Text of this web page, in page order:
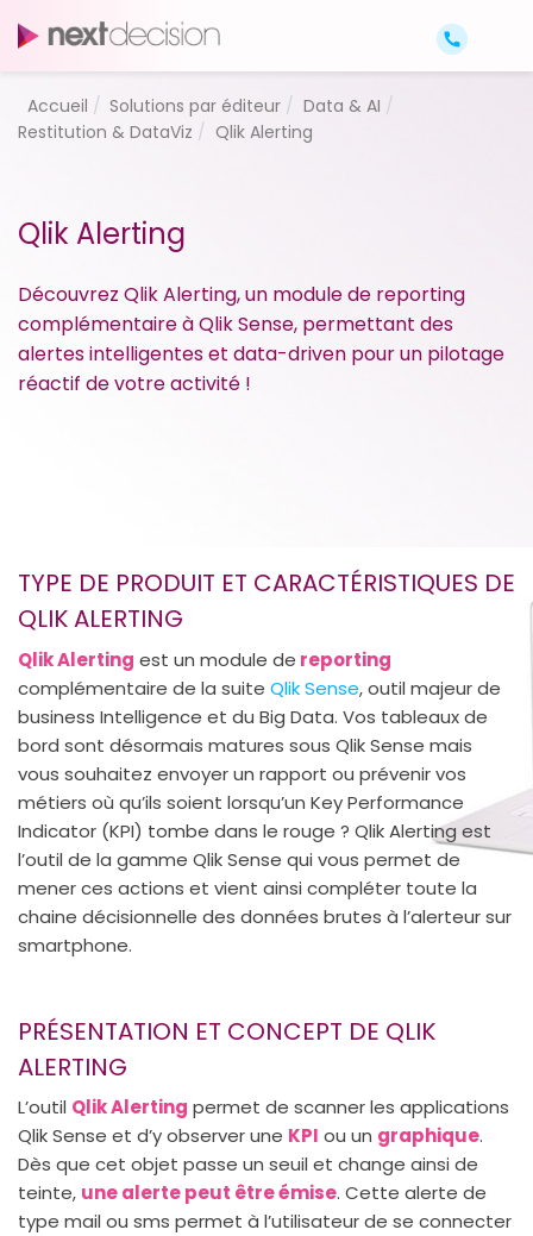
Accueil Solutions par éditeur
Data & AI
Restitution & DataViz
Qlik Alerting
Qlik Alerting
Découvrez Qlik Alerting, un module de reporting
complémentaire à Qlik Sense, permettant des
alertes intelligentes et data-driven pour un pilotage
réactif de votre activité !
TYPE DE PRODUIT ET CARACTÉRISTIQUES DE
QLIK ALERTING
Qlik Alerting est un module de reporting
complémentaire de la suite Qlik Sense, outil majeur de
business Intelligence et du Big Data. Vos tableaux de
bord sont désormais matures sous Qlik Sense mais
vous souhaitez envoyer un rapport ou prévenir vos
métiers où qu’ils soient lorsqu’un Key Performance
Indicator (KPI) tombe dans le rouge ? Qlik Alerting est
l’outil de la gamme Qlik Sense qui vous permet de
mener ces actions et vient ainsi compléter toute la
chaine décisionnelle des données brutes à l’alerteur sur
smartphone.
PRÉSENTATION ET CONCEPT DE QLIK
ALERTING
L’outil Qlik Alerting permet de scanner les applications
Qlik Sense et d’y observer une KPI ou un graphique.
Dès que cet objet passe un seuil et change ainsi de
teinte, une alerte peut être émise. Cette alerte de
type mail ou sms permet à l’utilisateur de se connecter